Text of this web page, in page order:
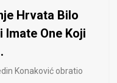
Hrvata Bilo
One Koji
Konaković obratio